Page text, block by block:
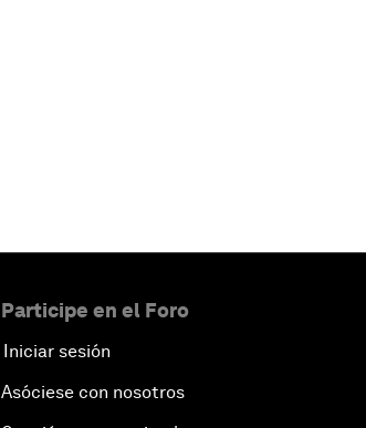
Participe en el Foro
Iniciar sesión
Asóciese con nosotros